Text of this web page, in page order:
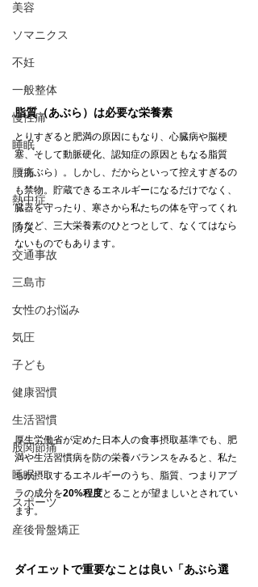
美容
ソマニクス
不妊
一般整体
慢性痛
睡眠
腰痛
熱中症
防災
交通事故
三島市
女性のお悩み
気圧
子ども
健康習慣
生活習慣
股関節痛
睡眠
スポーツ
産後骨盤矯正
脂質（あぶら）は必要な栄養素
とりすぎると肥満の原因にもなり、心臓病や脳梗
塞、そして動脈硬化、認知症の原因ともなる脂質
（あぶら）。しかし、だからといって控えすぎるの
も禁物。貯蔵できるエネルギーになるだけでなく、
臓器を守ったり、寒さから私たちの体を守ってくれ
るなど、三大栄養素のひとつとして、なくてはなら
ないものでもあります。
厚生労働省が定めた日本人の食事摂取基準でも、肥
満や生活習慣病を防の栄養バランスをみると、私た
ちが摂取するエネルギーのうち、脂質、つまりアブ
ラの成分を20%程度とることが望ましいとされてい
ます。
ダイエットで重要なことは良い「あぶら選